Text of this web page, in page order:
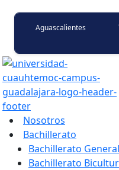
Aguascalientes
Nosotros
Bachillerato
Bachillerato General
Bachillerato